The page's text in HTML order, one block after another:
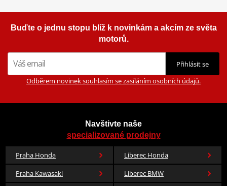
Buďte o jednu stopu blíž k novinkám a akcím ze světa
motorů.
Přihlásit se
Odběrem novinek souhlasím se zasíláním osobních údajů.
Navštivte naše
specializované prodejny
Praha Honda
Liberec Honda
Praha Kawasaki
Liberec BMW